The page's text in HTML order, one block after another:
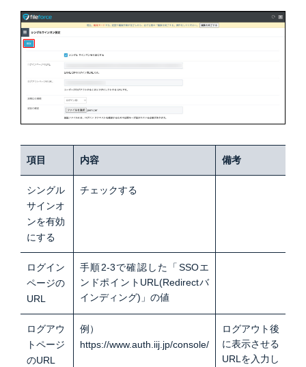
項目 内容 備考
シングル
サインオ
ンを有効
にする
チェックする
ログイン
ページの
URL
手順2-3で確認した「SSOエ
ンドポイントURL(Redirectバ
インディング)」の値
ログアウ
トページ
のURL
例）
https://www.auth.iij.jp/console/
ログアウト後
に表示させる
URLを入力し